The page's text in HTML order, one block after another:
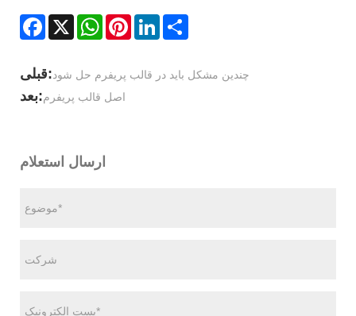
Facebook
X WhatsAppPinterestLinkedIn
قبلی:چندین مشکل باید در قالب پریفرم حل شود
بعد:اصل قالب پریفرم
ارسال استعلام